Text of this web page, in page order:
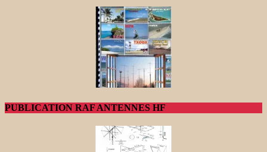
PUBLICATION RAF ANTENNES HF